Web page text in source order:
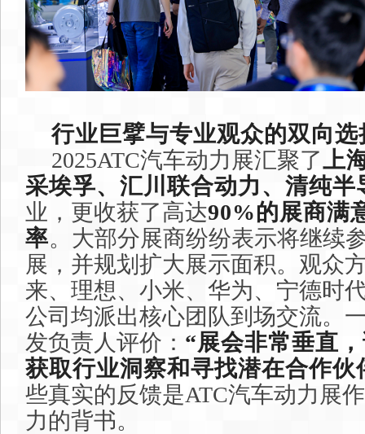
行业巨擘与专业观众的双向选
2025ATC汽车动力展汇聚了上
采埃孚、汇川联合动力、清纯半
业，更收获了高达90%的展商满
率。大部分展商纷纷表示将继续
展，并规划扩大展示面积。 观众
来、理想、小米、华为、宁德时
公司均派出核心团队到场交流。
发负责人评价： “展会非常垂直
获取行业洞察和寻找潜在合作
些真实的反馈是ATC汽车动力展
力的背书。